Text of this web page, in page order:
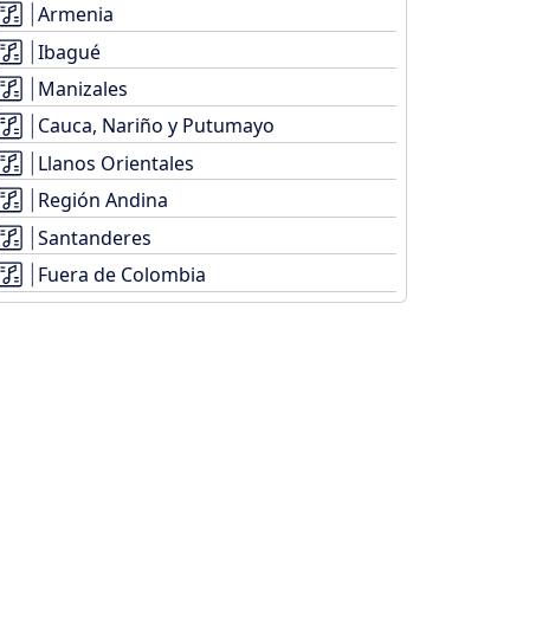
Armenia
Ibagué
Manizales
Cauca, Nariño y Putumayo
Llanos Orientales
Región Andina
Santanderes
Fuera de Colombia